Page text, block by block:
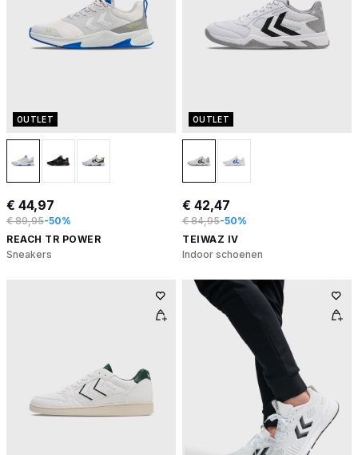
OUTLET
€ 44,97
€ 89,95-50%
REACH TR POWER
Sneakers
OUTLET
€ 42,47
€ 84,95-50%
TEIWAZ IV
Indoor schoenen